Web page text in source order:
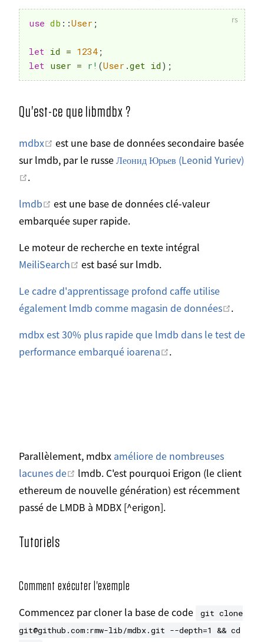
use db ::User ;
let id = 1234 ;
let user = r! (User .get id ) ;
Qu'est-ce que libmdbx ?
mdbx Ouvrir dans une nouvelle fenêtre
est une base de données secondaire basée
sur lmdb, par le russeЛеонид Юрьев (Leonid Yuriev)
Ouvrir dans une nouvelle fenêtre
.
lmdb
Ouvrir dans une nouvelle fenêtre
est une base de données clé-valeur
embarquée super rapide.
Le moteur de recherche en texte intégral
MeiliSearch
Ouvrir dans une nouvelle fenêtre
est basé sur lmdb.
Le cadre d'apprentissage profond caffe utilise
également lmdb comme magasin de données
Ouvrir
.
mdbx est 30% plus rapide que lmdb dans le test de
performance embarqué ioarena
Ouvrir dans une
.
Parallèlement, mdbx améliore de nombreuses
lacunes de
Ouvrir dans une nouvelle fenêtre
lmdb. C'est pourquoi Erigon (le client
ethereum de nouvelle génération) est récemment
passé de LMDB à MDBX [^erigon].
Tutoriels
Comment exécuter l'exemple
Commencez par cloner la base de code
git clone
git@github.com:rmw-lib/mdbx.git --depth=1 && cd